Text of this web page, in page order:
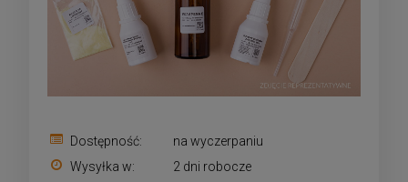
Dostępność:
na wyczerpaniu
Wysyłka w:
2 dni robocze